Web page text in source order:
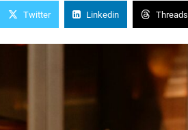
Twitter Linkedin Threads